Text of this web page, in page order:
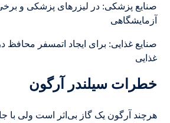
صنایع پزشکی: در لیزرهای پزشکی و
آزمایشگاهی
صنایع غذایی: برای ایجاد اتمسفر محافظ
غذایی
خطرات سیلندر آرگون
هرچند آرگون یک گاز بی‌اثر است ولی با